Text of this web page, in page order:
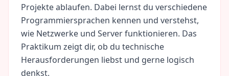
Projekte ablaufen. Dabei lernst du verschiedene
Programmiersprachen kennen und verstehst,
wie Netzwerke und Server funktionieren. Das
Praktikum zeigt dir, ob du technische
Herausforderungen liebst und gerne logisch
denkst.